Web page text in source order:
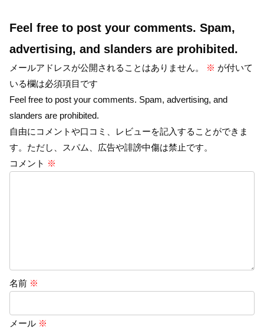
Feel free to post your comments. Spam,
advertising, and slanders are prohibited.
メールアドレスが公開されることはありません。 ※ が付いて
いる欄は必須項目です
Feel free to post your comments. Spam, advertising, and
slanders are prohibited.
自由にコメントや口コミ、レビューを記入することができま
す。ただし、スパム、広告や誹謗中傷は禁止です。
コメント ※
名前 ※
メール ※